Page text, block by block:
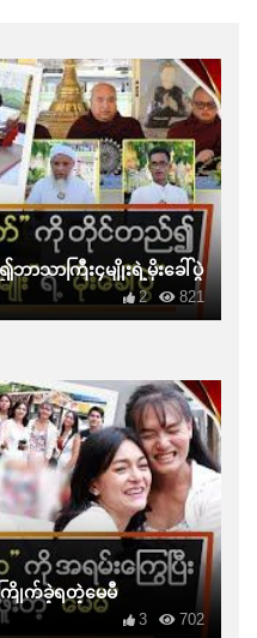
ာသာကြီး၄မျိုးရဲ့မိုးခေါ်ပွဲ
821
2
းကြိုက်ခဲ့ရတဲ့မေမီ
702
3